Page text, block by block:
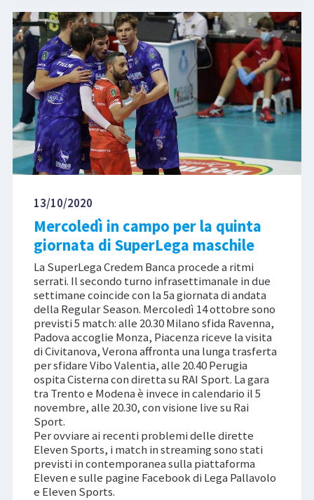
13/10/2020
Mercoledì in campo per la quinta
giornata di SuperLega maschile
La SuperLega Credem Banca procede a ritmi
serrati. Il secondo turno infrasettimanale in due
settimane coincide con la 5a giornata di andata
della Regular Season. Mercoledì 14 ottobre sono
previsti 5 match: alle 20.30 Milano sfida Ravenna,
Padova accoglie Monza, Piacenza riceve la visita
di Civitanova, Verona affronta una lunga trasferta
per sfidare Vibo Valentia, alle 20.40 Perugia
ospita Cisterna con diretta su RAI Sport. La gara
tra Trento e Modena è invece in calendario il 5
novembre, alle 20.30, con visione live su Rai
Sport.
Per ovviare ai recenti problemi delle dirette
Eleven Sports, i match in streaming sono stati
previsti in contemporanea sulla piattaforma
Eleven e sulle pagine Facebook di Lega Pallavolo
e Eleven Sports.